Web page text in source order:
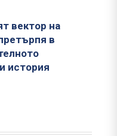
вектор на
в
история